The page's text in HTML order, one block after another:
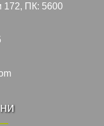
172, ПК: 5600